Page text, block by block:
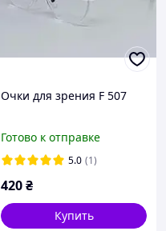
Очки для зрения F 507
Готово к отправке
5.0 (1)
420₴
Купить